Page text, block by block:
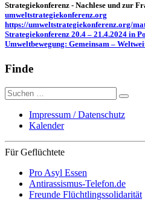
Strategiekonferenz - Nachlese und zur
umweltstrategiekonferenz.org
https://umweltstrategiekonferenz.org/
Strategiekonferenz 20.4 – 21.4.2024 in
Umweltbewegung: Gemeinsam –
Finde
Suche
nach:
Impressum / Datenschutz
Kalender
Für Geflüchtete
Pro Asyl Essen
Antirassismus-Telefon.de
Freunde Flüchtlingssolidarität